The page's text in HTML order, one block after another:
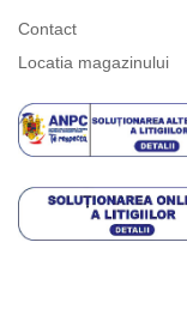
Contact
Locatia magazinului